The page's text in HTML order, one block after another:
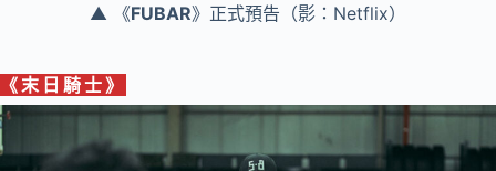
▲ 《FUBAR》正式預告（影：Netflix）
《 末日騎士》